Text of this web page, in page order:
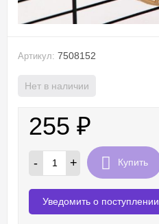
Артикул: 7508152
Нет в наличии
255 ₽
- + Купить
Уведомить о поступлении